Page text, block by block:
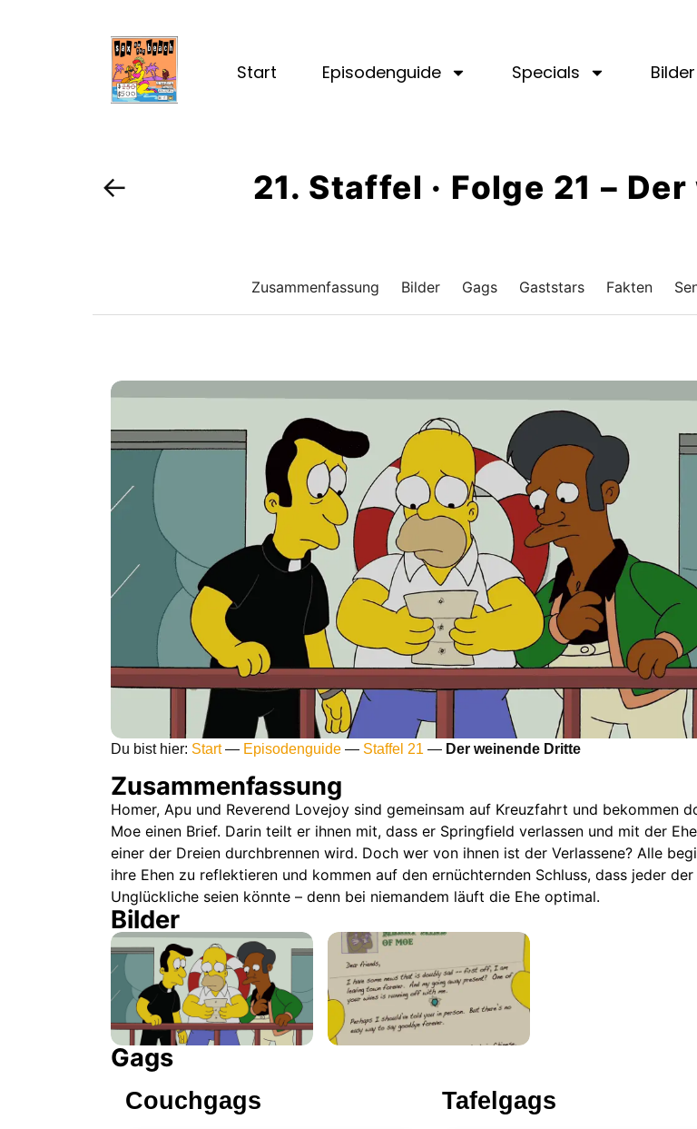
Start Episodenguide Specials Bilder
← 21. Staffel · Folge 21 –
Zusammenfassung Bilder Gags Gaststars Fakten
Du bist hier: Start— Episodenguide — Staffel 21 — Der weinende Dritte
Zusammenfassung
Homer, Apu und Reverend Lovejoy sind gemeinsam auf Kreuzfahrt und bekommen
Moe einen Brief. Darin teilt er ihnen mit, dass er Springfield verlassen und mit der
einer der Dreien durchbrennen wird. Doch wer von ihnen ist der Verlassene? Alle
ihre Ehen zu reflektieren und kommen auf den ernüchternden Schluss, dass jeder der
Unglückliche seien könnte – denn bei niemandem läuft die Ehe optimal.
Bilder
Gags
Couchgags Tafelgags